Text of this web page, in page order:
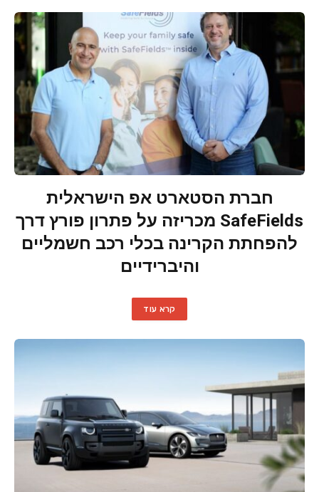
חברת הסטארט אפ הישראלית
SafeFields מכריזה על פתרון פורץ דרך
להפחתת הקרינה בכלי רכב חשמליים
והיברידיים
קרא עוד